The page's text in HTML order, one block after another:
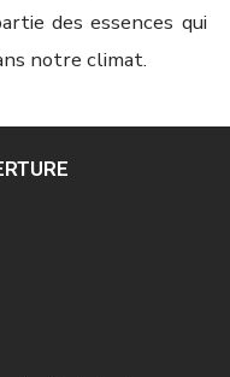
des essences qui
notre climat.